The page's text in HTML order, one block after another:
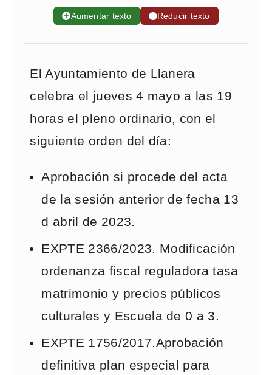
➕Aumentar texto ➖Reducir texto
El Ayuntamiento de Llanera
celebra el jueves 4 mayo a las 19
horas el pleno ordinario, con el
siguiente orden del día:
Aprobación si procede del acta
de la sesión anterior de fecha 13
d abril de 2023.
EXPTE 2366/2023. Modificación
ordenanza fiscal reguladora tasa
matrimonio y precios públicos
culturales y Escuela de 0 a 3.
EXPTE 1756/2017.Aprobación
definitiva plan especial para